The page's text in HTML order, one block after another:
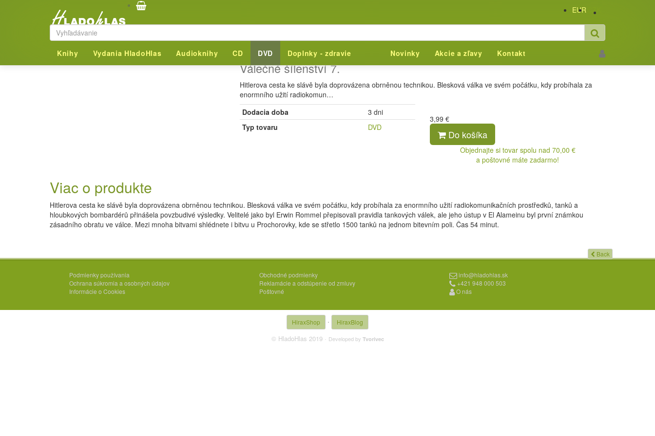
EUR CZK
Knihy Vydania HladoHlas Audioknihy CD DVD Doplnky - zdravie Novinky Akcie a zľavy Kontakt
HladoHlas DVD Dokumentárne
TANKOVÉ BITVY DRUHÉ SVĚTOVÉ VÁLKY
Válečné šílenství 7.
Hitlerova cesta ke slávě byla doprovázena obrněnou technikou. Blesková válka ve svém počátku, kdy probíhala za
enormního užití radiokomun…
Dodacia doba
3 dni
Typ tovaru
DVD
3,99 €
Do košíka
Objednajte si tovar spolu nad 70,00 €
a poštovné máte zadarmo!
Viac o produkte
Hitlerova cesta ke slávě byla doprovázena obrněnou technikou. Blesková válka ve svém počátku, kdy probíhala za enormního užití radiokomunikačních prostředků, tanků a
hloubkových bombardérů přinášela povzbudivé výsledky. Velitelé jako byl Erwin Rommel přepisovali pravidla tankových válek, ale jeho ústup v El Alameinu byl první známkou
zásadního obratu ve válce. Mezi mnoha bitvami shlédnete i bitvu u Prochorovky, kde se střetlo 1500 tanků na jednom bitevním poli. Čas 54 minut.
Back
Podmienky používania
Ochrana súkromia a osobných údajov
Informácie o Cookies
Obchodné podmienky
Reklamácie a odstúpenie od zmluvy
Poštovné
info@hladohlas.sk
+421 948 000 503
O nás
HiraxShop · HiraxBlog
© HladoHlas 2019 · Developed by Tvorivec